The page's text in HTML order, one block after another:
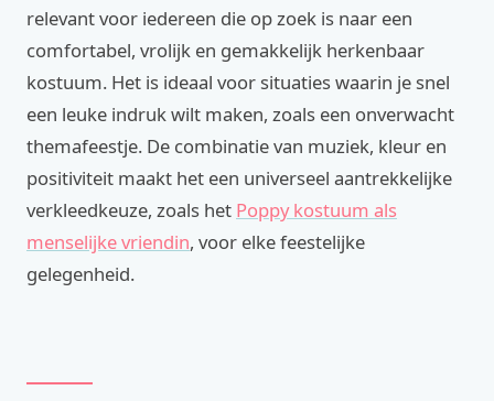
relevant voor iedereen die op zoek is naar een
comfortabel, vrolijk en gemakkelijk herkenbaar
kostuum. Het is ideaal voor situaties waarin je snel
een leuke indruk wilt maken, zoals een onverwacht
themafeestje. De combinatie van muziek, kleur en
positiviteit maakt het een universeel aantrekkelijke
verkleedkeuze, zoals het Poppy kostuum als
menselijke vriendin, voor elke feestelijke
gelegenheid.